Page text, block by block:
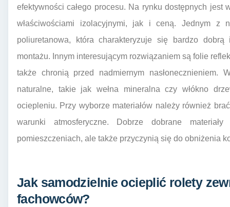
efektywności całego procesu. Na rynku dostępnych
właściwościami izolacyjnymi, jak i ceną. Jednym z
poliuretanowa, która charakteryzuje się bardzo
montażu. Innym interesującym rozwiązaniem są folie
także chronią przed nadmiernym nasłonecznieniem.
naturalne, takie jak wełna mineralna czy włókno
ociepleniu. Przy wyborze materiałów należy również
warunki atmosferyczne. Dobrze dobrane
pomieszczeniach, ale także przyczynią się do obniżenia
Jak samodzielnie ocieplić rolety
fachowców?